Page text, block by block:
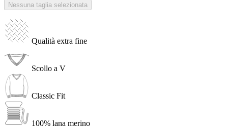
Nessuna taglia selezionata
Qualità extra fine
Scollo a V
Classic Fit
100% lana merino